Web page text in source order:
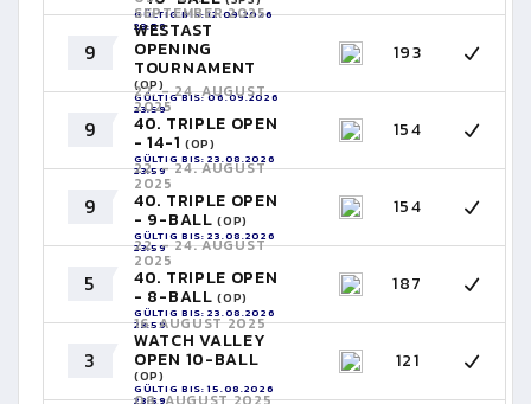
GÜLTIG BIS: 12.09.2026
23:59
9
SEPTEMBER 2025
WESTAST
OPENING
TOURNAMENT
(OP)
GÜLTIG BIS: 06.09.2026
23:59
193
9
22. - 24. AUGUST
2025
40. TRIPLE OPEN
- 14-1 (OP)
GÜLTIG BIS: 23.08.2026
23:59
154
9
22. - 24. AUGUST
2025
40. TRIPLE OPEN
- 9-BALL(OP)
GÜLTIG BIS: 23.08.2026
23:59
154
5
22. - 24. AUGUST
2025
40. TRIPLE OPEN
- 8-BALL(OP)
GÜLTIG BIS: 23.08.2026
23:59
187
3
16. AUGUST 2025
WATCH VALLEY
OPEN 10-BALL
(OP)
GÜLTIG BIS: 15.08.2026
23:59
121